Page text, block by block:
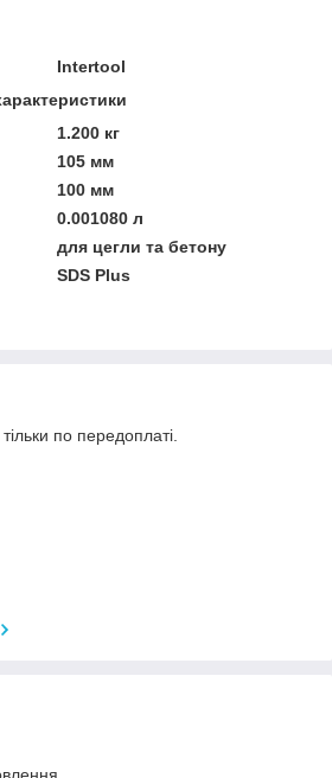
Intertool
1.200 кг
105 мм
100 мм
0.001080 л
для цегли та бетону
SDS Plus
по передоплаті.